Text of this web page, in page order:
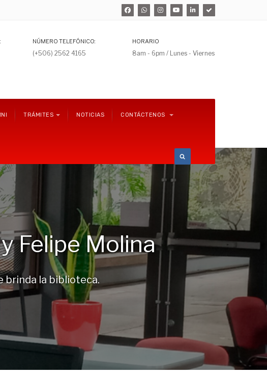
NÚMERO TELEFÓNICO:
(+506) 2562 4165
HORARIO
8am - 6pm / Lunes - Viernes
TRÁMITES NOTICIAS CONTÁCTENOS
Felipe Molina
brinda la biblioteca.